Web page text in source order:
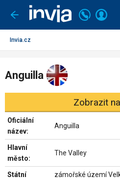
Jít
zpět
Volejte
226
000
Invia.cz
Anguilla
Zobrazit
Oficiální
název:
Anguilla
Hlavní
město:
The Valley
Státní
zámořské území